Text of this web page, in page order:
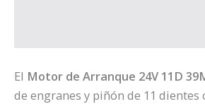
El Motor de Arranque 24V 11D
de engranes y piñón de 11 dientes